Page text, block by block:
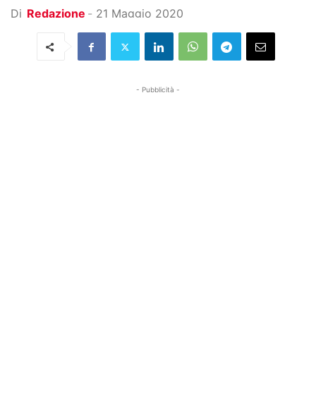
Di Redazione - 21 Maggio 2020
- Pubblicità -